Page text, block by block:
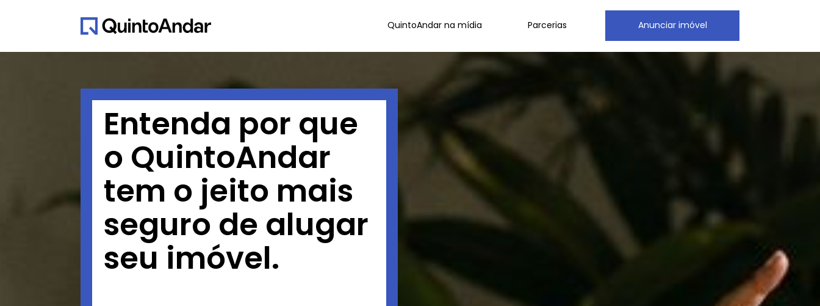
Parcerias Anunciar imóvel
QuintoAndar na mídia
Entenda por que
o QuintoAndar
tem o jeito mais
seguro de alugar
seu imóvel.